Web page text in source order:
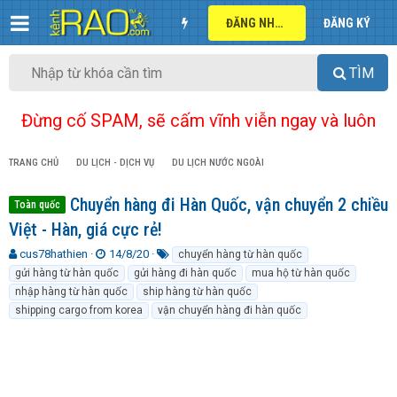
ĐĂNG NHẬP ĐĂNG KÝ
TÌM
Đừng cố SPAM, sẽ cấm vĩnh viễn ngay và luôn
TRANG CHỦ DU LỊCH - DỊCH VỤ DU LỊCH NƯỚC NGOÀI
Toàn quốc
Chuyển hàng đi Hàn Quốc, vận chuyển 2 chiều
Việt - Hàn, giá cực rẻ!
T
h
r
e
a
cus78hathien
N
g
à
y
g
14/8/20
ừ
k
h
ó
chuyển hàng từ hàn quốc
gửi hàng từ hàn quốc
gửi hàng đi hàn quốc
mua hộ từ hàn quốc
nhập hàng từ hàn quốc
ship hàng từ hàn quốc
shipping cargo from korea
vận chuyển hàng đi hàn quốc